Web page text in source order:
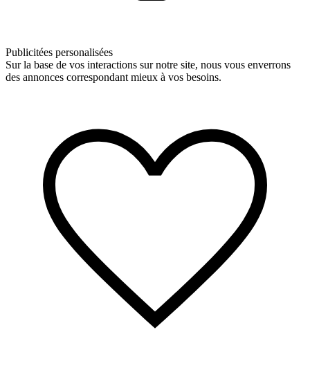
Publicitées personalisées
Sur la base de vos interactions sur notre site, nous vous enverrons
des annonces correspondant mieux à vos besoins.